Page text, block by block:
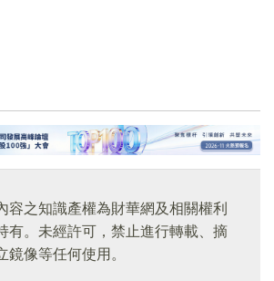
容之知識產權為財華網及相關權利
有。未經許可，禁止進行轉載、摘
鏡像等任何使用。